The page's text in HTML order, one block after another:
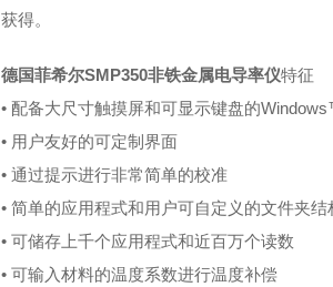
获得。
德国菲希尔SMP350非铁金属电导率仪特征
• 配备大尺寸触摸屏和可显示键盘的
• 用户友好的可定制界面
• 通过提示进行非常简单的校准
• 简单的应用程式和用户可自定义的文件夹结
• 可储存上千个应用程式和近百万个读数
• 可输入材料的温度系数进行温度补偿